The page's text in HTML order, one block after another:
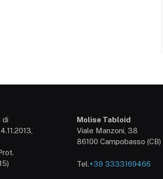
di
Molise Tabloid
Viale Manzoni, 38
86100 Campobasso (CB)
Tel.+39 3333169466